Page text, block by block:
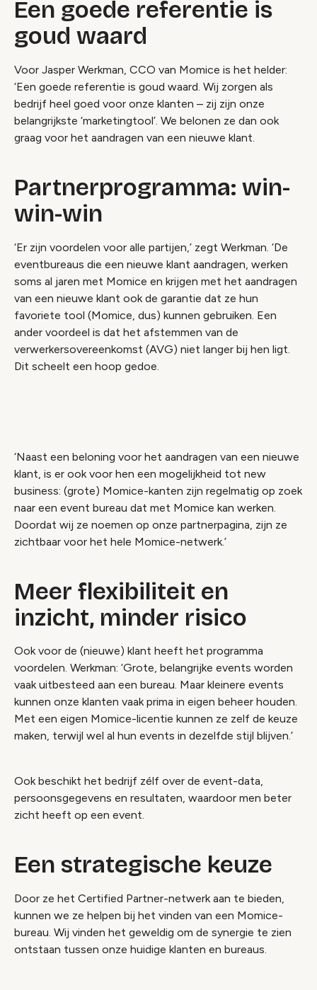
Een goede referentie is
goud waard
Voor Jasper Werkman, CCO van Momice is het helder:
‘Een goede referentie is goud waard. Wij zorgen als
bedrijf heel goed voor onze klanten – zij zijn onze
belangrijkste ‘marketingtool’. We belonen ze dan ook
graag voor het aandragen van een nieuwe klant.
Partnerprogramma: win-
win-win
‘Er zijn voordelen voor alle partijen,’ zegt Werkman. ‘De
eventbureaus die een nieuwe klant aandragen, werken
soms al jaren met Momice en krijgen met het aandragen
van een nieuwe klant ook de garantie dat ze hun
favoriete tool (Momice, dus) kunnen gebruiken. Een
ander voordeel is dat het afstemmen van de
verwerkersovereenkomst (AVG) niet langer bij hen ligt.
Dit scheelt een hoop gedoe.
‘Naast een beloning voor het aandragen van een nieuwe
klant, is er ook voor hen een mogelijkheid tot new
business: (grote) Momice-kanten zijn regelmatig op zoek
naar een event bureau dat met Momice kan werken.
Doordat wij ze noemen op onze partnerpagina, zijn ze
zichtbaar voor het hele Momice-netwerk.’
Meer flexibiliteit en
inzicht, minder risico
Ook voor de (nieuwe) klant heeft het programma
voordelen. Werkman: ‘Grote, belangrijke events worden
vaak uitbesteed aan een bureau. Maar kleinere events
kunnen onze klanten vaak prima in eigen beheer houden.
Met een eigen Momice-licentie kunnen ze zelf de keuze
maken, terwijl wel al hun events in dezelfde stijl blijven.’
Ook beschikt het bedrijf zélf over de event-data,
persoonsgegevens en resultaten, waardoor men beter
zicht heeft op een event.
Een strategische keuze
Door ze het Certified Partner-netwerk aan te bieden,
kunnen we ze helpen bij het vinden van een Momice-
bureau. Wij vinden het geweldig om de synergie te zien
ontstaan tussen onze huidige klanten en bureaus.